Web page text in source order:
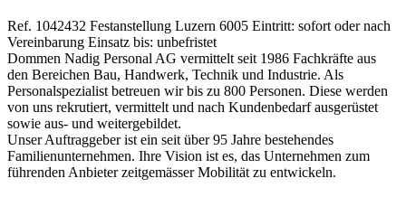
Ref. 1042432 Festanstellung Luzern 6005 Eintritt: sofort oder nach
Vereinbarung Einsatz bis: unbefristet
Dommen Nadig Personal AG vermittelt seit 1986 Fachkräfte aus
den Bereichen Bau, Handwerk, Technik und Industrie. Als
Personalspezialist betreuen wir bis zu 800 Personen. Diese werden
von uns rekrutiert, vermittelt und nach Kundenbedarf ausgerüstet
sowie aus- und weitergebildet.
Unser Auftraggeber ist ein seit über 95 Jahre bestehendes
Familienunternehmen. Ihre Vision ist es, das Unternehmen zum
führenden Anbieter zeitgemässer Mobilität zu entwickeln.